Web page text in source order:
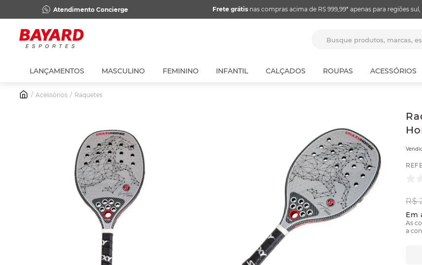
Atendimento Concierge Frete grátisnas compras acima de RS 999,99* apenas para regiões
LANÇAMENTOS MASCULINO FEMININO INFANTIL CALÇADOS ROUPAS ACESSÓRIOS
Acessórios Raquetes
R$
Em
As
a